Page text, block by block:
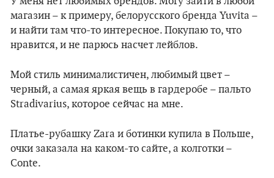
магазин – к примеру, белорусского бренда Yuvita –
и найти там что-то интересное. Покупаю то, что
нравится, и не парюсь насчет лейблов.
Мой стиль минималистичен, любимый цвет –
черный, а самая яркая вещь в гардеробе – пальто
Stradivarius, которое сейчас на мне.
Платье-рубашку Zara и ботинки купила в Польше,
очки заказала на каком-то сайте, а колготки –
Conte.